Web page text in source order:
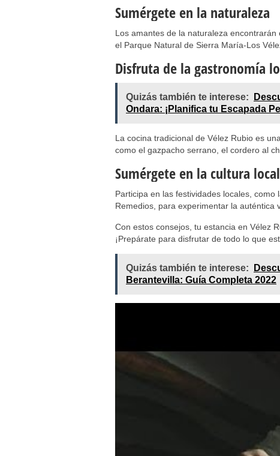
Sumérgete en la naturaleza
Los amantes de la naturaleza
el Parque Natural de Sierra María-Los
Disfruta de la gastronomía
Quizás también te interese:
Ondara: ¡Planifica tu Escapada
La cocina tradicional de Vélez Rubio es
como el gazpacho serrano, el cordero al
Sumérgete en la cultura local
Participa en las festividades locales,
Remedios, para experimentar la auténtica
Con estos consejos, tu estancia en Vélez
¡Prepárate para disfrutar de todo lo que
Quizás también te interese:
Berantevilla: Guía Completa 2022